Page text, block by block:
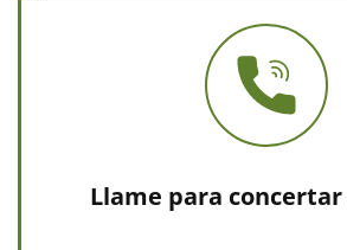
Llame para